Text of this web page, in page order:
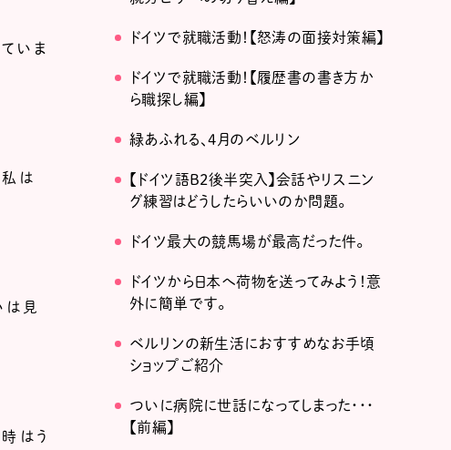
いま
は
は見
はう
ドイツで就職活動！【怒涛の面接対策編】
ドイツで就職活動！【履歴書の書き方か
ら職探し編】
緑あふれる、4月のベルリン
【ドイツ語B2後半突入】会話やリスニン
グ練習はどうしたらいいのか問題。
ドイツ最大の競馬場が最高だった件。
ドイツから日本へ荷物を送ってみよう！意
外に簡単です。
ベルリンの新生活におすすめなお手頃
ショップご紹介
ついに病院に世話になってしまった・・・
【前編】